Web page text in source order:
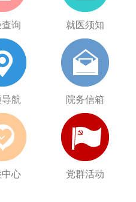
询 就医须知
航 院务信箱
心 党群活动